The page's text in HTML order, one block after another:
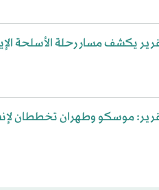
يكشف مسار رحلة الأسلحة
موسكو وطهران تخططان